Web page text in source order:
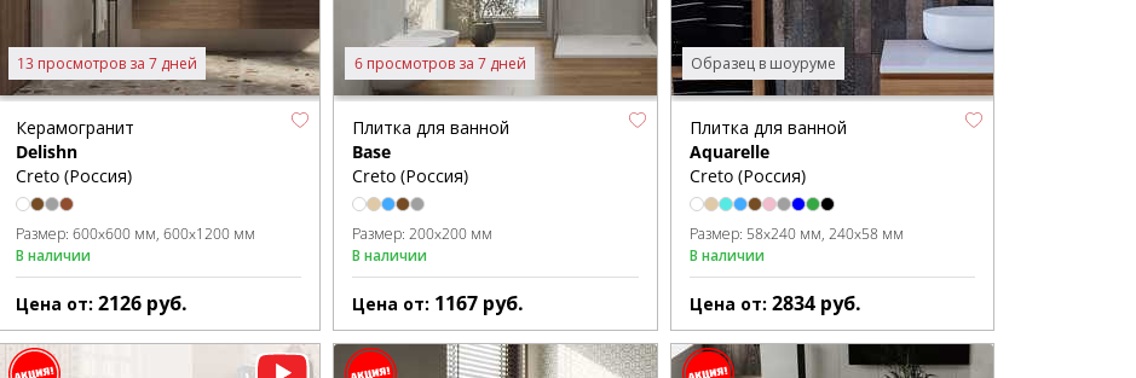
13 просмотров за 7 дней
Керамогранит
Delishn
Creto (Россия)
Размер: 600x600 мм 600x1200 мм
В наличии
Цена от: 2126 руб.
6 просмотров за 7 дней
Плитка для ванной
Base
Creto (Россия)
Размер:200x200 мм
В наличии
Цена от: 1167 руб.
Образец в шоуруме
Плитка для ванной
Aquarelle
Creto (Россия)
Размер: 58x240 мм 240x58 мм
В наличии
Цена от: 2834 руб.